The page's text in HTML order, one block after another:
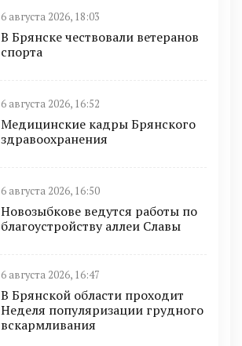
6 августа 2026, 18:03
В Брянске чествовали ветеранов
спорта
6 августа 2026, 16:52
Медицинские кадры Брянского
здравоохранения
6 августа 2026, 16:50
Новозыбкове ведутся работы по
благоустройству аллеи Славы
6 августа 2026, 16:47
В Брянской области проходит
Неделя популяризации грудного
вскармливания